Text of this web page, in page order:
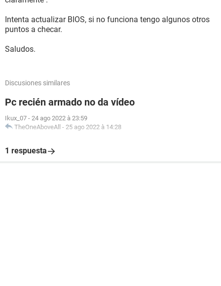
Intenta actualizar BIOS, si no funciona tengo algunos otros
puntos a checar.
Saludos.
Discusiones similares
Pc recién armado no da vídeo
Ikux_07 - 24 ago 2022 à 23:59
TheOneAboveAll - 25 ago 2022 à 14:28
1 respuesta